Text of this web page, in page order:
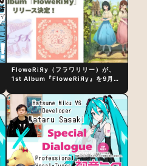
FloweRiЯy（フラワリリー）が、
1st Album『FloweRiЯy』を9月23